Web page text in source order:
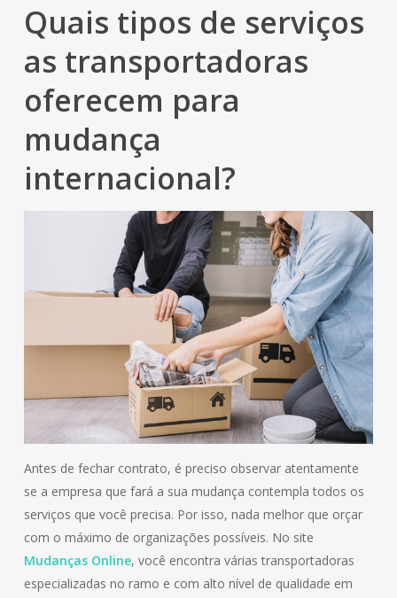
Quais tipos de serviços
as transportadoras
oferecem para
mudança
internacional?
Antes de fechar contrato, é preciso observar atentamente
se a empresa que fará a sua mudança contempla todos os
serviços que você precisa. Por isso, nada melhor que orçar
com o máximo de organizações possíveis. No site
Mudanças Online, você encontra várias transportadoras
especializadas no ramo e com alto nível de qualidade em